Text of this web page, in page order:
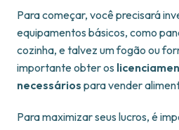
Para começar, você precisará
equipamentos básicos, como
cozinha, e talvez um fogão ou
importante obter os
necessários para vender
Para maximizar seus lucros, é